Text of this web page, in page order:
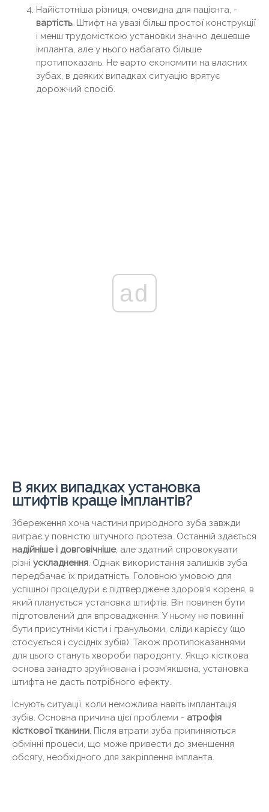
Найістотніша різниця, очевидна для пацієнта, -
вартість. Штифт на увазі більш простої конструкції
і менш трудомісткою установки значно дешевше
імпланта, але у нього набагато більше
протипоказань. Не варто економити на власних
зубах, в деяких випадках ситуацію врятує
дорожчий спосіб.
ad
В яких випадках установка
штифтів краще імплантів?
Збереження хоча частини природного зуба завжди
виграє у повністю штучного протеза. Останній здається
надійніше і довговічніше, але здатний спровокувати
різні ускладнення. Однак використання залишків зуба
передбачає їх придатність. Головною умовою для
успішної процедури є підтверджене здоров'я кореня, в
який планується установка штифтів. Він повинен бути
підготовлений для впровадження. У ньому не повинні
бути присутніми кісти і гранульоми, сліди карієсу (що
стосується і сусідніх зубів). Також протипоказаннями
для цього стануть хвороби пародонту. Якщо кісткова
основа занадто зруйнована і розм'якшена, установка
штифта не дасть потрібного ефекту.
Існують ситуації, коли неможлива навіть імплантація
зубів. Основна причина цієї проблеми - атрофія
кісткової тканини. Після втрати зуба припиняються
обмінні процеси, що може привести до зменшення
обсягу, необхідного для закріплення імпланта.